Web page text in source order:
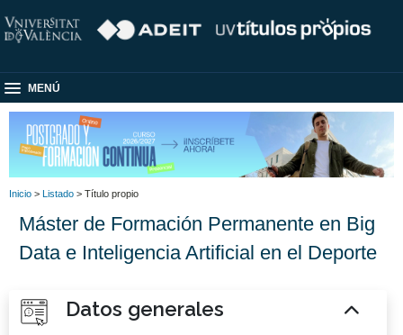
MENÚ
Inicio > Listado > Título propio
Máster de Formación Permanente en Big
Data e Inteligencia Artificial en el Deporte
Datos generales